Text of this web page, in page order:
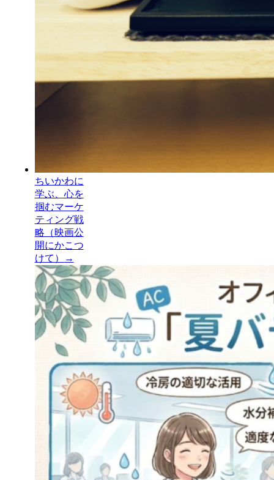
ちいかわに
学ぶ、心を
掴むマーケ
ティング戦
略（映画公
開にかこつ
けて）
→